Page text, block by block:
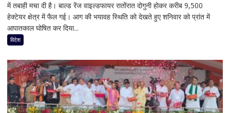
के
ब्रिटिश
की
आग
का
तांडव,
20
में तबाही मचा दी है। बाल्ड रेंज वाइल्डफायर रातोंरात दोगुनी होकर करीब 9,500
हेक्टेयर क्षेत्र में फैल गई। आग की भयावह स्थिति को देखते हुए शनिवार को प्रांत में
आपातकाल घोषित कर दिया...
विदेश